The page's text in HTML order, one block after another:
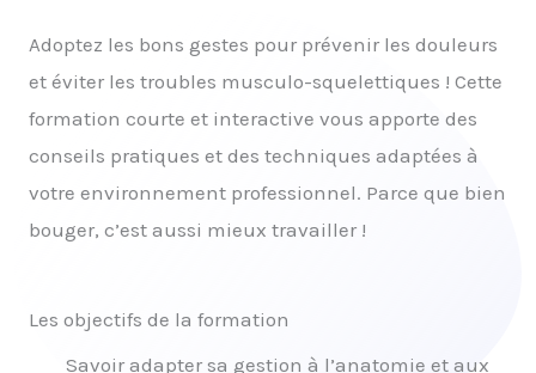
Adoptez les bons gestes pour prévenir les douleurs
et éviter les troubles musculo-squelettiques ! Cette
formation courte et interactive vous apporte des
conseils pratiques et des techniques adaptées à
votre environnement professionnel. Parce que bien
bouger, c’est aussi mieux travailler !
Les objectifs de la formation
Savoir adapter sa gestion à l’anatomie et aux